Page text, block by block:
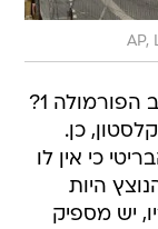
AP,
האם הגרנד פרי של מונקו ינופה מסבב הפורמולה 1?
כן.
כי אין לו
היות
יש מספיק